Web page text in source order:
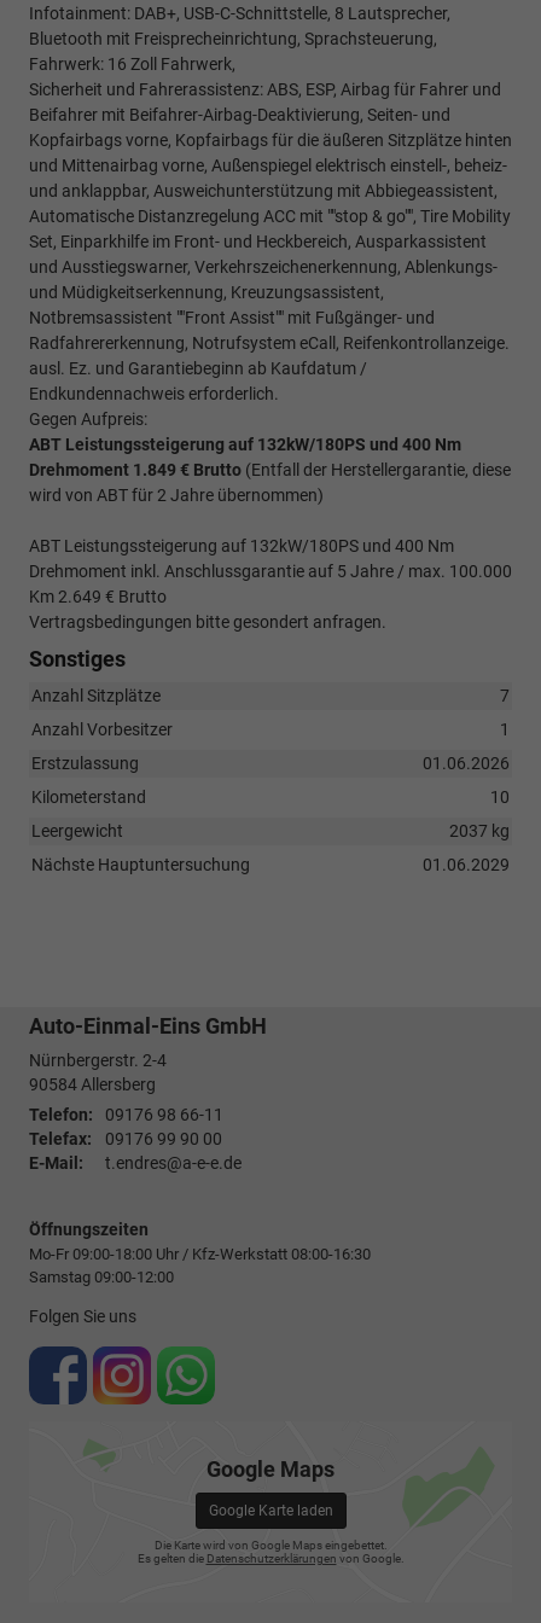
Infotainment: DAB+, USB-C-Schnittstelle, 8 Lautsprecher,
Bluetooth mit Freisprecheinrichtung, Sprachsteuerung,
Fahrwerk: 16 Zoll Fahrwerk,
Sicherheit und Fahrerassistenz: ABS, ESP, Airbag für Fahrer und
Beifahrer mit Beifahrer-Airbag-Deaktivierung, Seiten- und
Kopfairbags vorne, Kopfairbags für die äußeren Sitzplätze hinten
und Mittenairbag vorne, Außenspiegel elektrisch einstell-, beheiz-
und anklappbar, Ausweichunterstützung mit Abbiegeassistent,
Automatische Distanzregelung ACC mit ""stop & go"", Tire Mobility
Set, Einparkhilfe im Front- und Heckbereich, Ausparkassistent
und Ausstiegswarner, Verkehrszeichenerkennung, Ablenkungs-
und Müdigkeitserkennung, Kreuzungsassistent,
Notbremsassistent ""Front Assist"" mit Fußgänger- und
Radfahrererkennung, Notrufsystem eCall, Reifenkontrollanzeige.
ausl. Ez. und Garantiebeginn ab Kaufdatum /
Endkundennachweis erforderlich.
Gegen Aufpreis:
ABT Leistungssteigerung auf 132kW/180PS und 400 Nm
Drehmoment 1.849 € Brutto (Entfall der Herstellergarantie, diese
wird von ABT für 2 Jahre übernommen)
ABT Leistungssteigerung auf 132kW/180PS und 400 Nm
Drehmoment inkl. Anschlussgarantie auf 5 Jahre / max. 100.000
Km 2.649 € Brutto
Vertragsbedingungen bitte gesondert anfragen.
Sonstiges
Anzahl Sitzplätze
7
Anzahl Vorbesitzer
1
Erstzulassung
01.06.2026
Kilometerstand
10
Leergewicht
2037 kg
Nächste Hauptuntersuchung
01.06.2029
Auto-Einmal-Eins GmbH
Nürnbergerstr. 2-4
90584Allersberg
Telefon:
09176 98 66-11
Telefax:
09176 99 90 00
E-Mail:
t.endres@a-e-e.de
Öffnungszeiten
Mo-Fr 09:00-18:00 Uhr / Kfz-Werkstatt 08:00-16:30
Samstag 09:00-12:00
Folgen Sie uns
Google Maps
Google Karte laden
Die Karte wird von Google Maps eingebettet.
Es gelten die Datenschutzerklärungen von Google.